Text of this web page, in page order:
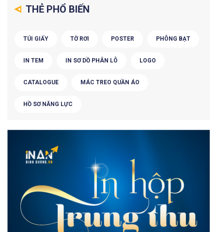
THẺ PHỔ BIẾN
TÚI GIẤY TỜ RƠI POSTER PHÔNG BẠT
IN TEM IN SƠ DỒ PHÂN LÔ LOGO
CATALOGUE MÁC TREO QUẦN ÁO
HỒ SƠ NĂNG LỰC